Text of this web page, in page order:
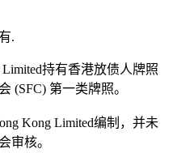
.
Limited持有香港放债人牌照
(SFC) 第一类牌照。
Kong Limited编制，并未
审核。